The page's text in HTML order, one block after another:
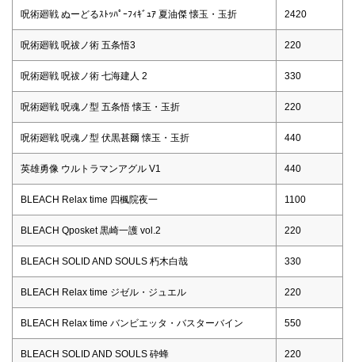
呪術廻戦 ぬーどるｽﾄｯﾊﾟｰﾌｨｷﾞｭｱ 夏油傑 懐玉・玉折 2420
呪術廻戦 呪祓ノ術 五条悟3 220
呪術廻戦 呪祓ノ術 七海建人 2 330
呪術廻戦 呪魂ノ型 五条悟 懐玉・玉折 220
呪術廻戦 呪魂ノ型 伏黒甚爾 懐玉・玉折 440
英雄勇像 ウルトラマンアグル V1 440
BLEACH Relax time 四楓院夜一 1100
BLEACH Qposket 黒崎一護 vol.2 220
BLEACH SOLID AND SOULS 朽木白哉 330
BLEACH Relax time ジゼル・ジュエル 220
BLEACH Relax time バンビエッタ・バスターバイン 550
BLEACH SOLID AND SOULS 砕蜂 220